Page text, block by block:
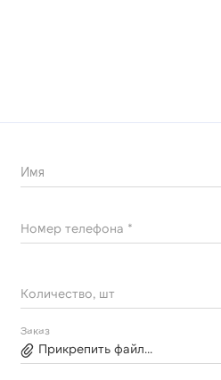
Имя
Номер телефона *
Количество, шт
Заказ
Прикрепить файл...